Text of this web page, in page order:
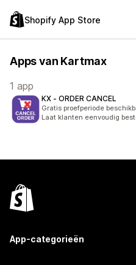
Shopify App Store
Apps van Kartmax
1 app
KX ‑ ORDER CANCEL
Gratis proefperiode
Laat klanten eenvoudig
App-categorieën